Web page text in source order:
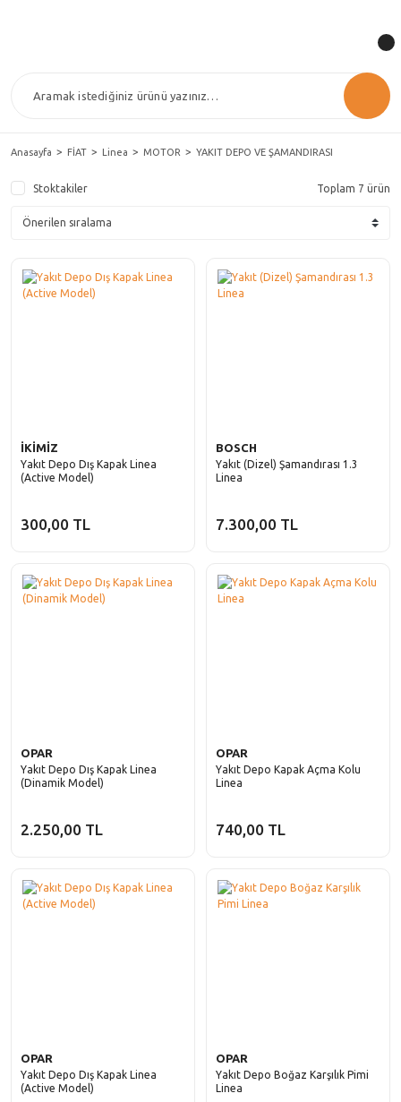
Anasayfa FİAT Linea MOTOR YAKIT DEPO VE ŞAMANDIRASI
Stoktakiler Toplam 7 ürün
İKİMİZ
Yakıt Depo Dış Kapak Linea
(Active Model)
300,00 TL
BOSCH
Yakıt (Dizel) Şamandırası 1.3
Linea
7.300,00 TL
OPAR
Yakıt Depo Dış Kapak Linea
(Dinamik Model)
2.250,00 TL
OPAR
Yakıt Depo Kapak Açma Kolu
Linea
740,00 TL
OPAR
Yakıt Depo Dış Kapak Linea
(Active Model)
OPAR
Yakıt Depo Boğaz Karşılık Pimi
Linea